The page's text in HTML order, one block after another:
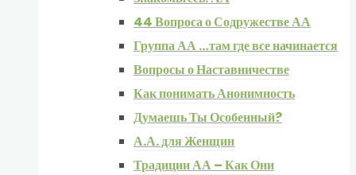
44 Вопроса о Содружестве АА
Группа АА …там где все начинается
Вопросы о Наставничестве
Как понимать Анонимность
Думаешь Ты Особенный?
А.А. для Женщин
Традиции АА – Как Они